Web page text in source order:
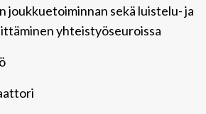
joukkuetoiminnan sekä luistelu- ja
yhteistyöseuroissa